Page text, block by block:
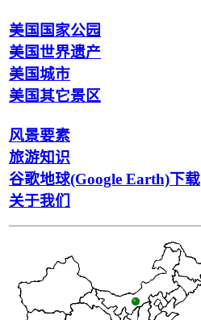
美国国家公园
美国世界遗产
美国城市
美国其它景区
风景要素
旅游知识
谷歌地球(Google Earth)下载
关于我们